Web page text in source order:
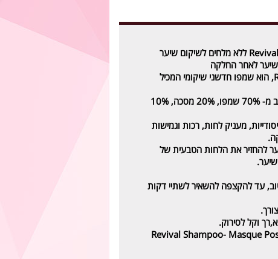
שמפו קרטין רביבל Revival ללא מלחים לשיקום שיער
לאחר החלקה
שמפו מסק Revival, הוא שמפו חדשני שיקומי המכיל
שמפו רביבל המורכב מ- 70% שמפו, 20% מסכה, 10%
מעניק לחות, רכות וגמישות
להחזיר את הלחות הטבעית של
עד להקצפה להשאיר לשתיי דקות
וקל לסירוק.
Revival Shampoo- Masque